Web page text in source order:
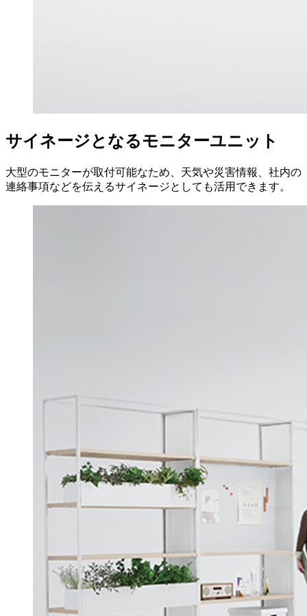
サイネージとなるモニターユニット
大型のモニターが取付可能なため、天気や災害情報、社内の
連絡事項などを伝えるサイネージとしても活用できます。